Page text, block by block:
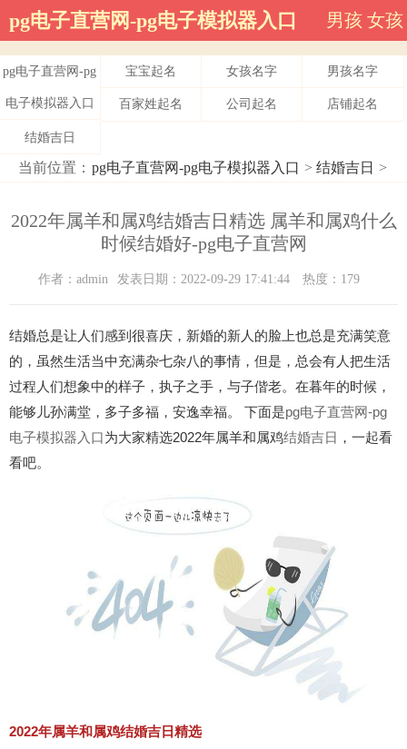
pg电子直营网-pg电子模拟器入口 男孩 女孩
pg电子直营网-pg
电子模拟器入口
宝宝起名 女孩名字 男孩名字
百家姓起名 公司起名 店铺起名
结婚吉日
当前位置： pg电子直营网-pg电子模拟器入口 > 结婚吉日 >
2022年属羊和属鸡结婚吉日精选 属羊和属鸡什么
时候结婚好-pg电子直营网
作者：admin 发表日期：2022-09-29 17:41:44 热度：179
结婚总是让人们感到很喜庆，新婚的新人的脸上也总是充满笑意
的，虽然生活当中充满杂七杂八的事情，但是，总会有人把生活
过程人们想象中的样子，执子之手，与子偕老。在暮年的时候，
能够儿孙满堂，多子多福，安逸幸福。 下面是pg电子直营网-pg
电子模拟器入口为大家精选2022年属羊和属鸡结婚吉日 ，一起看
看吧。
2022年属羊和属鸡结婚吉日精选